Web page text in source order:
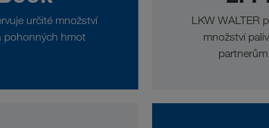
určité množství
pohonných hmot
LKW WALTER
množství